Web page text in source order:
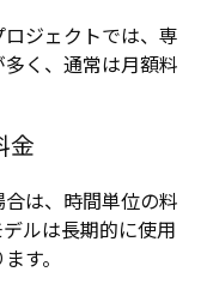
ジェクトでは、専
く、通常は月額料
金
は、時間単位の料
ルは長期的に使用
す。